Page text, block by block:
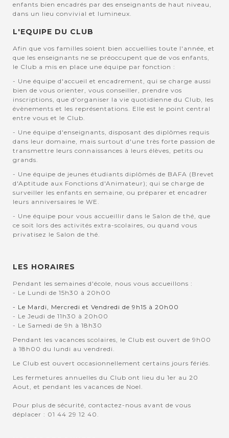
enfants bien encadrés par des enseignants de haut niveau,
dans un lieu convivial et lumineux.
L'EQUIPE DU CLUB
Afin que vos familles soient bien accuellies toute l'année, et
que les enseignants ne se préoccupent que de vos enfants,
le Club a mis en place une équipe par fonction :
- Une équipe d'accueil et encadrement, qui se charge aussi
bien de vous orienter, vous conseiller, prendre vos
inscriptions, que d'organiser la vie quotidienne du Club, les
évènements et les représentations. Elle est le point central
entre vous et le Club.
- Une équipe d'enseignants, disposant des diplômes requis
dans leur domaine, mais surtout d'une très forte passion de
transmettre leurs connaissances à leurs élèves, petits ou
grands.
- Une équipe de jeunes étudiants diplômés de BAFA (Brevet
d'Aptitude aux Fonctions d'Animateur); qui se charge de
surveiller les enfants en semaine, ou préparer et encadrer
leurs anniversaires le WE.
- Une équipe pour vous accueillir dans le Salon de thé, que
ce soit lors des activités extra-scolaires, ou quand vous
privatisez le Salon de thé.
LES HORAIRES
Pendant les semaines d'école, nous vous accueillons :
- Le Lundi de 15h30 à 20h00
- Le Mardi, Mercredi et Vendredi de 9h15 à 20h00
- Le Jeudi de 11h30 à 20h00
- Le Samedi de 9h à 18h30
Pendant les vacances scolaires, le Club est ouvert de 9h00
à 18h00 du lundi au vendredi.
Le Club est ouvert occasionnellement certains jours fériés.
Les fermetures annuelles du Club ont lieu du 1er au 20
Aout, et pendant les vacances de Noel.
Pour plus de sécurité, contactez-nous avant de vous
déplacer : 01 44 29 12 40.